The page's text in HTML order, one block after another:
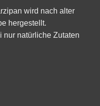
wird nach alter
hergestellt.
nur natürliche Zutaten